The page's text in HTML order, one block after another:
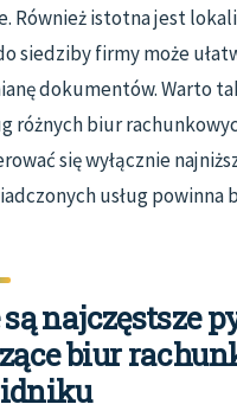
Również istotna jest
siedziby firmy może
dokumentów. Warto
różnych biur
się wyłącznie
usług
najczęstsze
biur